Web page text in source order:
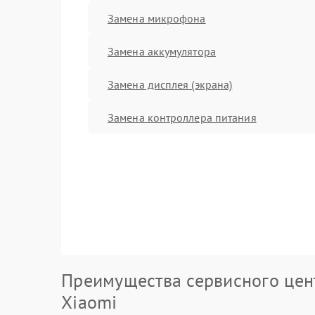
Замена микрофона
Замена аккумулятора
Замена дисплея (экрана)
Замена контроллера питания
Преимущества сервисного
Xiaomi